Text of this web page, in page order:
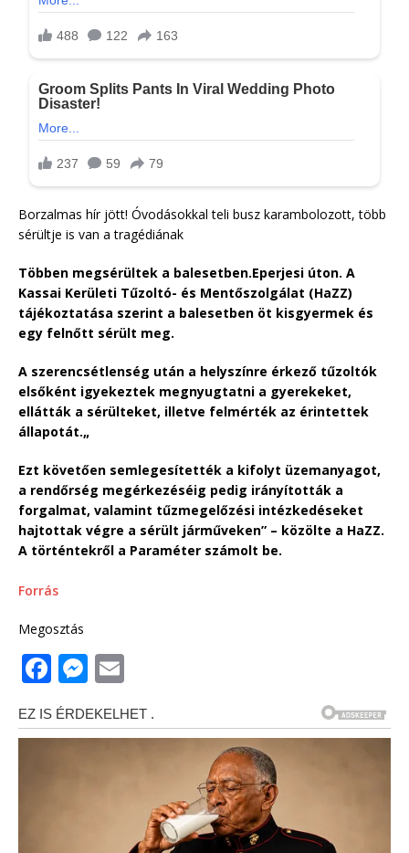
Borzalmas hír jött! Óvodásokkal teli busz karambolozott, több
sérültje is van a tragédiának
Többen megsérültek a balesetben.Eperjesi úton. A
Kassai Kerületi Tűzoltó- és Mentőszolgálat (HaZZ)
tájékoztatása szerint a balesetben öt kisgyermek és
egy felnőtt sérült meg.
A szerencsétlenség után a helyszínre érkező tűzoltók
elsőként igyekeztek megnyugtatni a gyerekeket,
ellátták a sérülteket, illetve felmérték az érintettek
állapotát.„
Ezt követően semlegesítették a kifolyt üzemanyagot,
a rendőrség megérkezéséig pedig irányították a
forgalmat, valamint tűzmegelőzési intézkedéseket
hajtottak végre a sérült járműveken” – közölte a HaZZ.
A történtekről a Paraméter számolt be.
Forrás
Megosztás
F
a
c
M
ss
e
ai
l